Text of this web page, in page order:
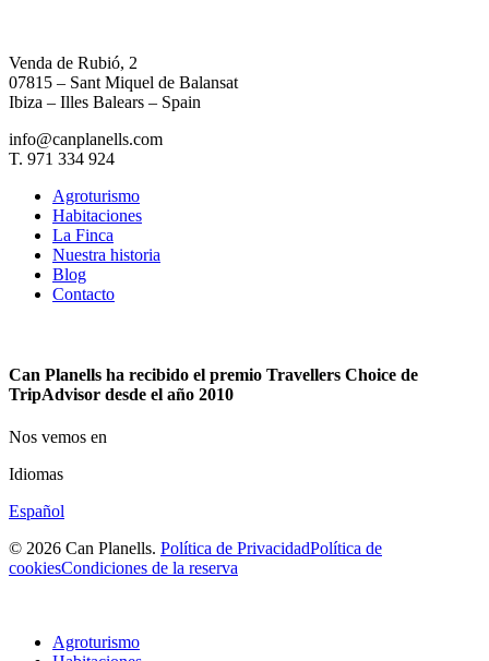
Venda de Rubió, 2
07815 – Sant Miquel de Balansat
Ibiza – Illes Balears – Spain
info@canplanells.com
T. 971 334 924
Agroturismo
Habitaciones
La Finca
Nuestra historia
Blog
Contacto
Can Planells ha recibido el premio Travellers Choice de
TripAdvisor desde el año 2010
Nos vemos en
Idiomas
Español
© 2026 Can Planells. Política de PrivacidadPolítica de
cookiesCondiciones de la reserva
Agroturismo